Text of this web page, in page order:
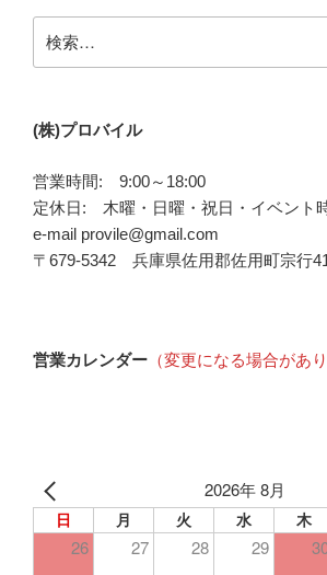
索:
(株)プロバイル
営業時間: 9:00～18:00
定休日: 木曜・日曜・祝日・イベント
e-mail provile@gmail.com
〒679-5342 兵庫県佐用郡佐用町宗行
営業カレンダー （変更になる場合があ
2026年 8月
日 月 火 水 木
26 27 28 29